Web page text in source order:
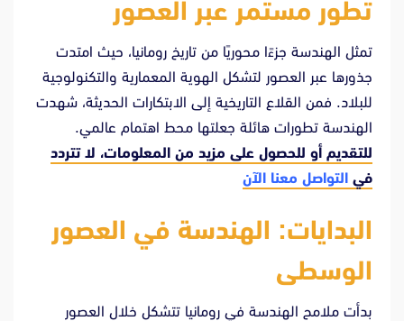
تطور مستمر عبر العصور
تمثل الهندسة جزءًا محوريًا من تاريخ رومانيا، حيث امتدت
جذورها عبر العصور لتشكل الهوية المعمارية والتكنولوجية
للبلاد. فمن القلاع التاريخية إلى الابتكارات الحديثة، شهدت
الهندسة تطورات هائلة جعلتها محط اهتمام عالمي.
للتقديم أو للحصول على مزيد من المعلومات، لا تتردد
في التواصل معنا الآن
البدايات: الهندسة في العصور
الوسطى
بدأت ملامح الهندسة في رومانيا تتشكل خلال العصور